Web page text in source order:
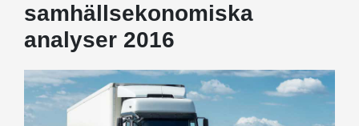
samhällsekonomiska
analyser 2016